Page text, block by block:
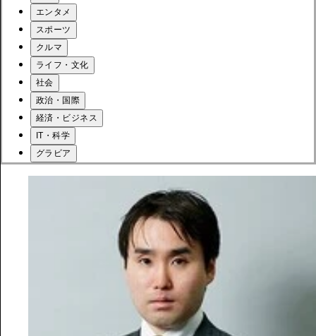
エンタメ
スポーツ
クルマ
ライフ・文化
社会
政治・国際
経済・ビジネス
IT・科学
グラビア